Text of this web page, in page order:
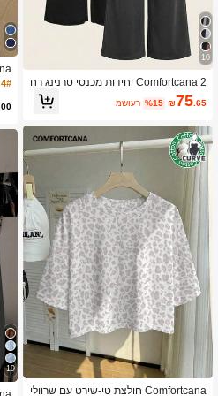
10
Comfortcana 2 יחידות מכנסי טרנינג רח
בים בצבע אחיד מזדמנים לנשים
₪75.65
%15 משוער
Comfortcana חולצת טי-שירט עם שרוולי
ם
4# רבי מכר
19